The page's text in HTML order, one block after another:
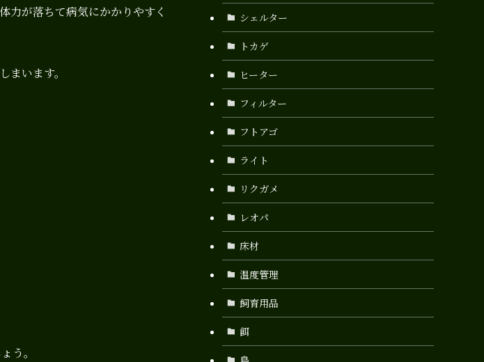
力が落ちて病気にかかりやすく
います。
う。
シェルター
トカゲ
ヒーター
フィルター
フトアゴ
ライト
リクガメ
レオパ
床材
温度管理
飼育用品
餌